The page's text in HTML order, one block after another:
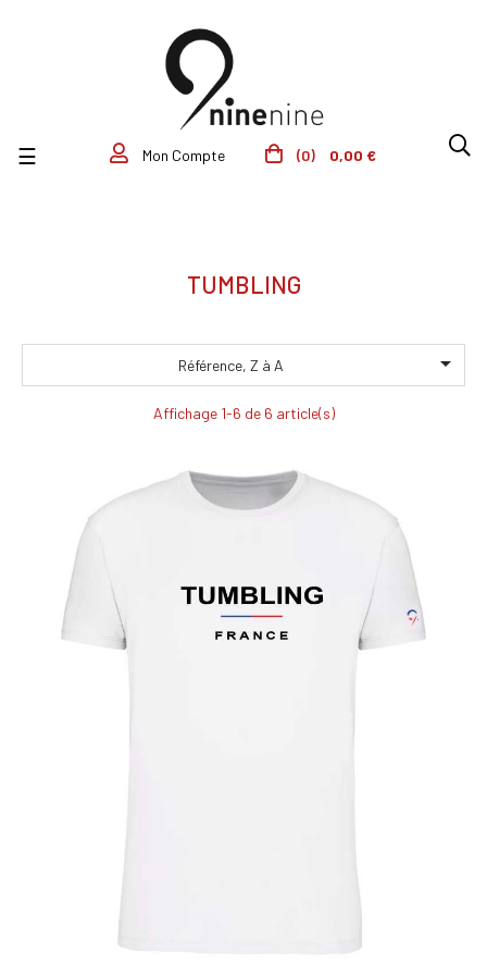
Basculer la navigation
☰ Mon Compte (0) 0,00 €
TUMBLING
Référence, Z à A 
Affichage 1-6 de 6 article(s)